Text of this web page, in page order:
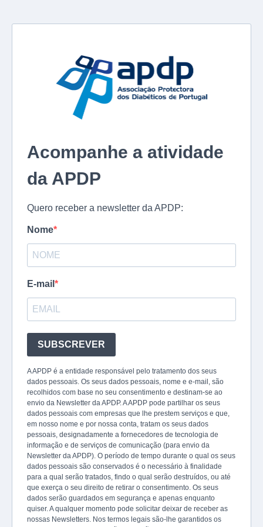
Acompanhe a atividade
da APDP
Quero receber a newsletter da APDP:
Nome
E-mail
SUBSCREVER
A APDP é a entidade responsável pelo tratamento dos seus
dados pessoais. Os seus dados pessoais, nome e e-mail, são
recolhidos com base no seu consentimento e destinam-se ao
envio da Newsletter da APDP. A APDP pode partilhar os seus
dados pessoais com empresas que lhe prestem serviços e que,
em nosso nome e por nossa conta, tratam os seus dados
pessoais, designadamente a fornecedores de tecnologia de
informação e de serviços de comunicação (para envio da
Newsletter da APDP). O período de tempo durante o qual os seus
dados pessoais são conservados é o necessário à finalidade
para a qual serão tratados, findo o qual serão destruídos, ou até
que exerça o seu direito de retirar o consentimento. Os seus
dados serão guardados em segurança e apenas enquanto
quiser. A qualquer momento pode solicitar deixar de receber as
nossas Newsletters. Nos termos legais são-lhe garantidos os